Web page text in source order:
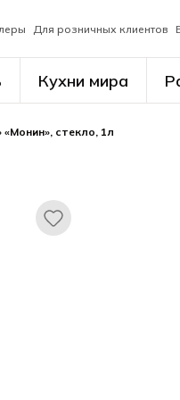
Для розничных клиентов
Кухни мира
стекло, 1л